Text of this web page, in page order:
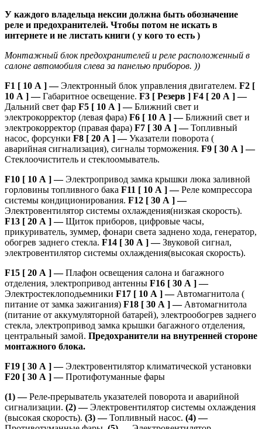
У каждого владельца нексии должна быть обозначение
реле и предохранителей. Чтобы потом не искать в
интернете и не листать книги ( у кого то есть )
Монтажный блок предохранителей и реле расположенный в
салоне автомобиля слева за панелью приборов. ))
F1 [ 10 А ] —Электронный блок управления двигателем. F2 [
10 А ] —Габаритное освещение. F3 [ Резерв ] F4 [ 20 А ] —
Дальний свет фар F5 [ 10 А ] —Ближний свет и
электрокорректор (левая фара) F6 [ 10 А ] —Ближний свет и
электрокорректор (правая фара) F7 [ 30 А ] —Топливный
насос, форсунки F8 [ 20 А ] —Указатели поворота (
аварийная сигнализация), сигналы торможения. F9 [ 30 А ] —
Стеклоочиститель и стеклоомыватель.
F10 [ 10 А ] —Электропривод замка крышки люка заливной
горловины топливного бака F11 [ 10 А ] —Реле компрессора
системы кондиционирования. F12 [ 30 А ] —
Электровентилятор системы охлаждения(низкая скорость).
F13 [ 20 А ] —Щиток приборов, цифровые часы,
прикуриватель, зуммер, фонари света заднено хода, генератор,
обогрев заднего стекла. F14 [ 30 А ] —Звуковой сигнал,
электровентилятор системы охлаждения(высокая скорость).
F15 [ 20 А ] —Плафон освещения салона и багажного
отделения, электропривод антенны F16 [ 30 А ] —
Электростеклоподьемники F17 [ 10 А ] —Автомагнитола (
питание от замка зажигания) F18 [ 30 А ] —Автомагнитола
(питание от аккумуляторной батарей), электрообогрев заднего
стекла, электропривод замка крышки багажного отделения,
центральный замой. Предохранители на внутренней стороне
монтажного блока.
F19 [ 30 А ] —Электровентилятор климатической установки
F20 [ 30 А ] —Протифотуманные фары
(1) —Реле-прерыватель указателей поворота и аварийной
сигнализации. (2) —Электровентилятор системы охлаждения
(высокая скорость). (3) —Топливный насос. (4) —